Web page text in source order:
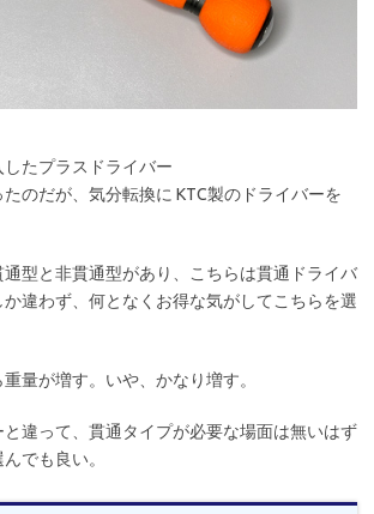
たプラスドライバー
のだが、気分転換に KTC製のドライバーを
型と非貫通型があり、こちらは貫通ドライバ
違わず、何となくお得な気がしてこちらを選
量が増す。いや、かなり増す。
違って、貫通タイプが必要な場面は無いはず
でも良い。